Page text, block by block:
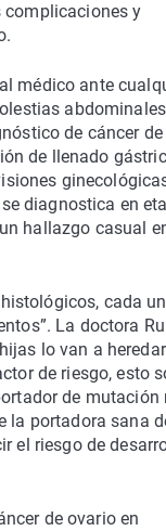
complicaciones y
médico ante
de cáncer de
de llenado
diagnostica en
hallazgo casual
cada
La doctora
lo van a
de riesgo, esto
de mutación
la portadora sana
el riesgo de
de ovario en